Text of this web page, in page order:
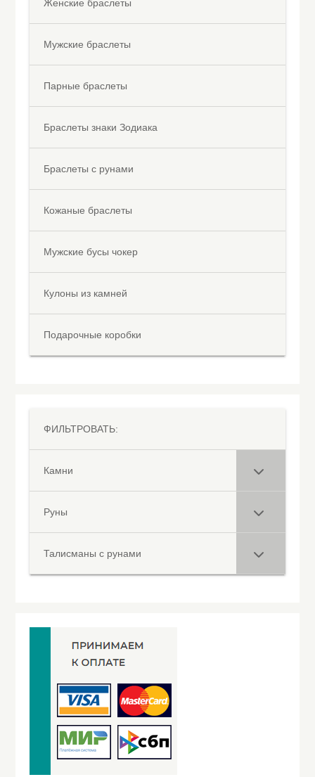
Женские браслеты
Мужские браслеты
Парные браслеты
Браслеты знаки Зодиака
Браслеты с рунами
Кожаные браслеты
Мужские бусы чокер
Кулоны из камней
Подарочные коробки
ФИЛЬТРОВАТЬ:
Камни
Руны
Талисманы с рунами